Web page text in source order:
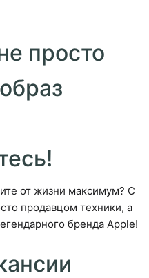
просто
от жизни максимум? С
продавцом техники, а
бренда Apple!